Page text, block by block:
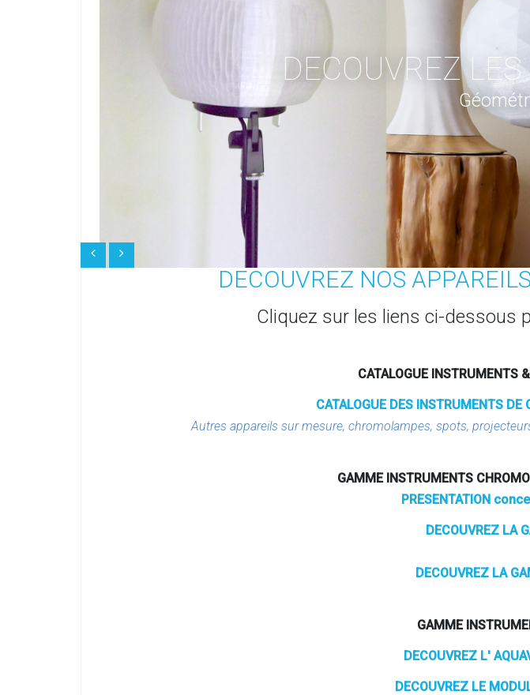
DECOUVREZ
DECOUVREZ NOS
Cliquez sur les liens ci-dessous
CATALOGUE
CATALOGUE DES INSTRUMENTS
Autres appareils sur mesure, chromolampes, spots,
GAMME INSTRUMENTS
PRESENTATION
DECOUVREZ LA
DECOUVREZ LA
GAMME
DECOUVREZ L'
DECOUVREZ LE